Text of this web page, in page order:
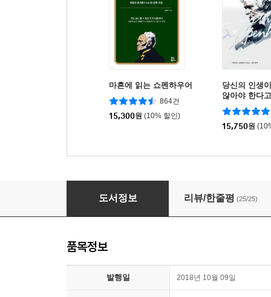
마흔에 읽는 쇼펜하우어
864건
15,300원 (10% 할인)
당신의 인생
않아야 한다
까
15,750원
모두의 파이썬
도서정보 리뷰/한줄평 (25/25)
품목정보
발행일 2018년 10월 09일